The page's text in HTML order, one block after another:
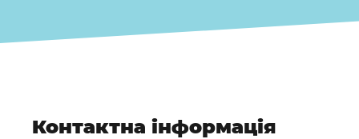
Контактна інформація